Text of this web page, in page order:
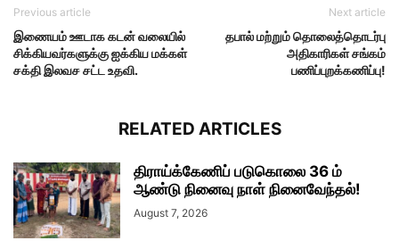
Previous article
இணையம் ஊடாக கடன் வலையில்
சிக்கியவர்களுக்கு ஐக்கிய மக்கள்
சக்தி இலவச சட்ட உதவி.
Next article
தபால் மற்றும் தொலைத்தொடர்பு
அதிகாரிகள் சங்கம்
பணிப்புறக்கணிப்பு!
RELATED ARTICLES
திராய்க்கேணிப் படுகொலை 36 ம்
ஆண்டு நினைவு நாள் நினைவேந்தல்!
August 7, 2026